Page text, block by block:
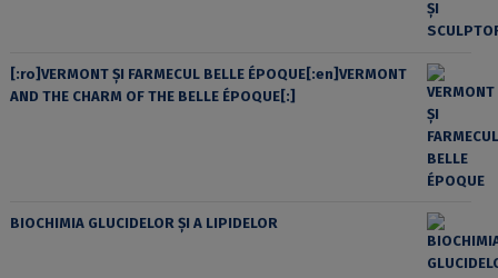
[:ro]VERMONT ȘI FARMECUL BELLE ÉPOQUE[:en]VERMONT
AND THE CHARM OF THE BELLE ÉPOQUE[:]
BIOCHIMIA GLUCIDELOR ȘI A LIPIDELOR